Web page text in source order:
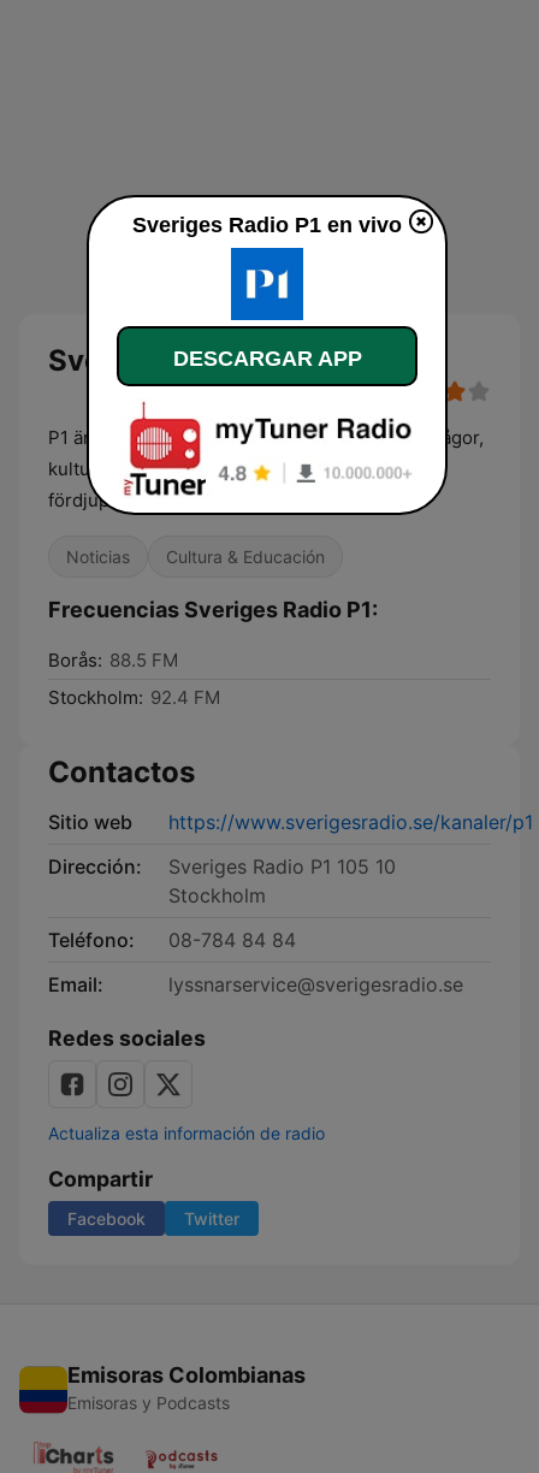
Sveriges Radio P1
P1 är kanalen som bevakar nyheter, samhällsfrågor,
kultur, vetenskap och livsstil. Lyssna direkt och
fördjupa dig.
Noticias Cultura & Educación
Frecuencias Sveriges Radio P1:
Borås: 88.5 FM
Stockholm: 92.4 FM
Contactos
Sitio web
https://www.sverigesradio.se/kanaler/p1
Dirección:
Sveriges Radio P1 105 10
Stockholm
Teléfono:
08-784 84 84
Email:
lyssnarservice@sverigesradio.se
Redes sociales
Actualiza esta información de radio
Compartir
Facebook Twitter
Emisoras Colombianas
Emisoras y Podcasts
Sveriges Radio P1 en vivo
DESCARGAR APP